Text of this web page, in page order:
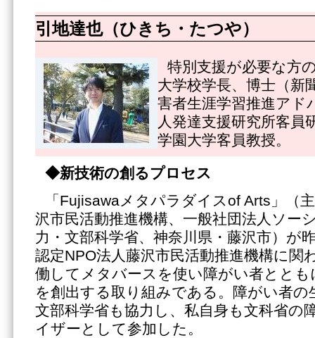
引地達也（ひきち・たつや）
特別支援が必要な方
大学校学長、博士（新
害者生涯学習推進アド
人発達支援研究所客員
学園大学客員教授。
◆新技術の創るプロセス
「Fujisawaメタパラダイスof Arts」（
沢市民活動推進機構、一般社団法人ソー
力・文部科学省、神奈川県・藤沢市）が
認定NPO法人藤沢市民活動推進機構に関
働してメタバースを使い障がい者とと
を創出する取り組みである。障がい者の
文部科学省も協力し、私自身も文科省の
イザーとして参加した。